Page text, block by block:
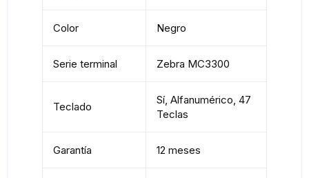
Color Negro
Serie terminal Zebra MC3300
Teclado
Sí, Alfanumérico, 47
Teclas
Garantía 12 meses